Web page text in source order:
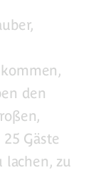
den
Gäste
lachen, zu